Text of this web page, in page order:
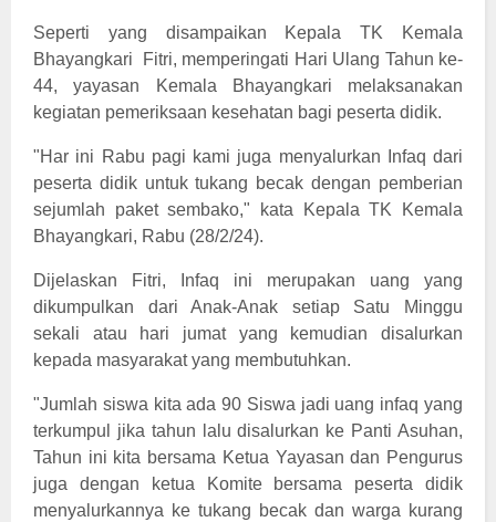
Seperti yang disampaikan Kepala TK Kemala
Bhayangkari Fitri, memperingati Hari Ulang Tahun ke-
44, yayasan Kemala Bhayangkari melaksanakan
kegiatan pemeriksaan kesehatan bagi peserta didik.
"Har ini Rabu pagi kami juga menyalurkan Infaq dari
peserta didik untuk tukang becak dengan pemberian
sejumlah paket sembako," kata Kepala TK Kemala
Bhayangkari, Rabu (28/2/24).
Dijelaskan Fitri, Infaq ini merupakan uang yang
dikumpulkan dari Anak-Anak setiap Satu Minggu
sekali atau hari jumat yang kemudian disalurkan
kepada masyarakat yang membutuhkan.
"Jumlah siswa kita ada 90 Siswa jadi uang infaq yang
terkumpul jika tahun lalu disalurkan ke Panti Asuhan,
Tahun ini kita bersama Ketua Yayasan dan Pengurus
juga dengan ketua Komite bersama peserta didik
menyalurkannya ke tukang becak dan warga kurang